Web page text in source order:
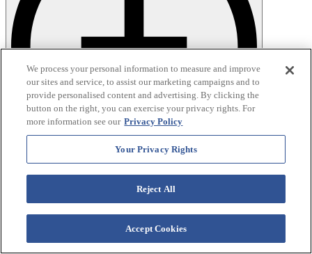
We process your personal information to measure and improve
our sites and service, to assist our marketing campaigns and to
provide personalised content and advertising. By clicking the
button on the right, you can exercise your privacy rights. For
more information see our Privacy Policy
Your Privacy Rights
Reject All
Accept Cookies